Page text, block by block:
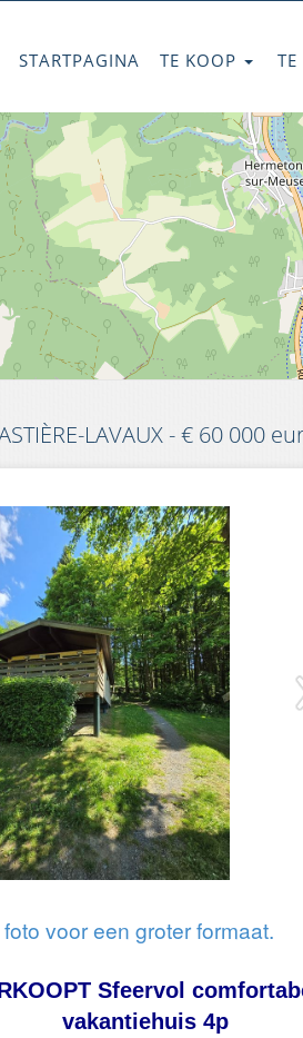
STARTPAGINA TE KOOP
LAVAUX - € 60 000
voor een groter formaat.
Sfeervol
vakantiehuis 4p